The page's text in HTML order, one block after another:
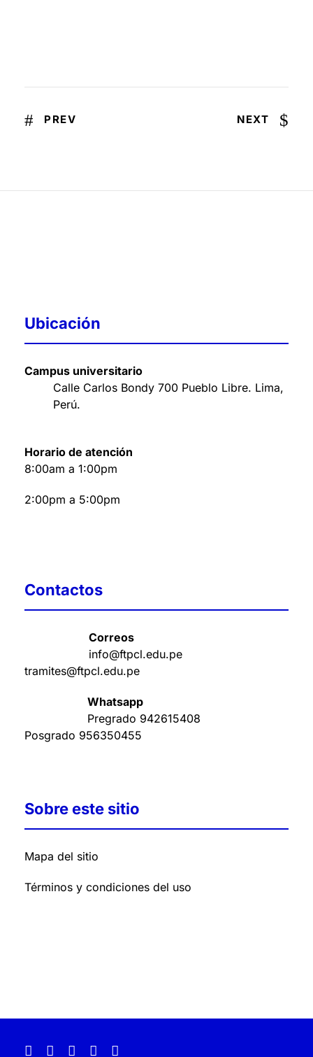
PREV NEXT
Ubicación
Campus universitario
Calle Carlos Bondy 700 Pueblo Libre. Lima,
Perú.
Horario de atención
8:00am a 1:00pm
2:00pm a 5:00pm
Contactos
Correos
info@ftpcl.edu.pe
tramites@ftpcl.edu.pe
Whatsapp
Pregrado 942615408
Posgrado 956350455
Sobre este sitio
Mapa del sitio
Términos y condiciones del uso